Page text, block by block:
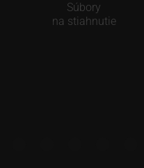
Súbory
na stiahnutie